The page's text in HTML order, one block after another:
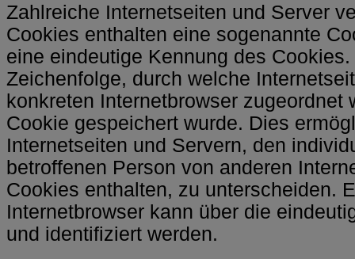
Zahlreiche Internetseiten und Server
Cookies enthalten eine sogenannte
eine eindeutige Kennung des
Zeichenfolge, durch welche
konkreten Internetbrowser zugeordnet
Cookie gespeichert wurde. Dies
Internetseiten und Servern, den
betroffenen Person von anderen
Cookies enthalten, zu unterscheiden.
Internetbrowser kann über die
und identifiziert werden.